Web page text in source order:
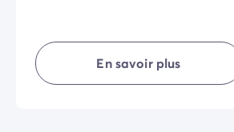
agencé, il vous offre confort, simplicité,
intimité… en plein air pour des
vacances réussies.En savoir plus